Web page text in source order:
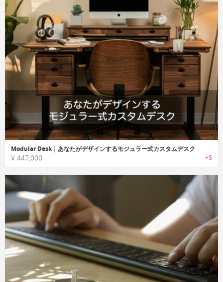
Modular Desk｜あなたがデザインするモジュラー式カスタムデスク
¥ 447,000 +5